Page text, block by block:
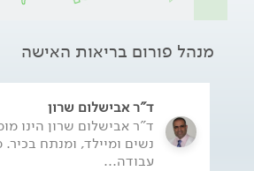
מנהל פורום בריאות האישה
ד"ר אבישלום שרון
ד"ר אבישלום שרון הינו
נשים ומיילד, ומנתח בכיר.
עבודה...